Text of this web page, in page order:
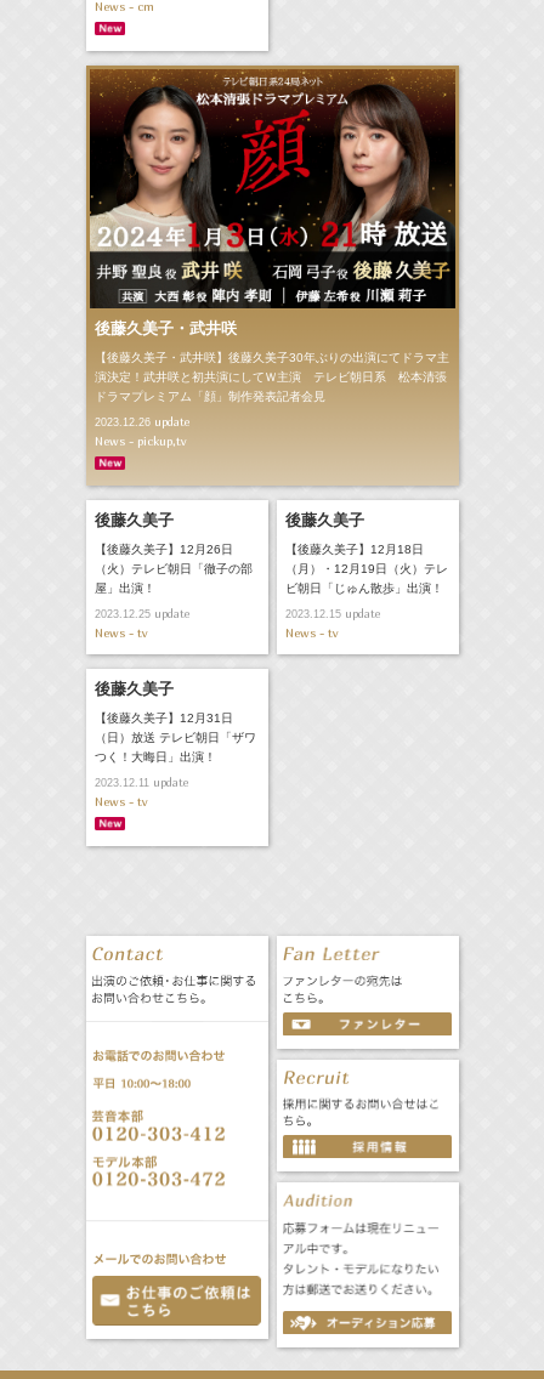
News - cm
後藤久美子・武井咲
【後藤久美子・武井咲】後藤久美子30年ぶりの出演にてドラマ主
演決定！武井咲と初共演にしてＷ主演 テレビ朝日系 松本清張
ドラマプレミアム「顔」制作発表記者会見
2023.12.26update
News - pickup,tv
後藤久美子
【後藤久美子】12月26日
（火）テレビ朝日「徹子の部
屋」出演！
2023.12.25update
News - tv
後藤久美子
【後藤久美子】12月18日
（月）・12月19日（火）テレ
ビ朝日「じゅん散歩」出演！
2023.12.15update
News - tv
後藤久美子
【後藤久美子】12月31日
（日）放送 テレビ朝日「ザワ
つく！大晦日」出演！
2023.12.11update
News - tv